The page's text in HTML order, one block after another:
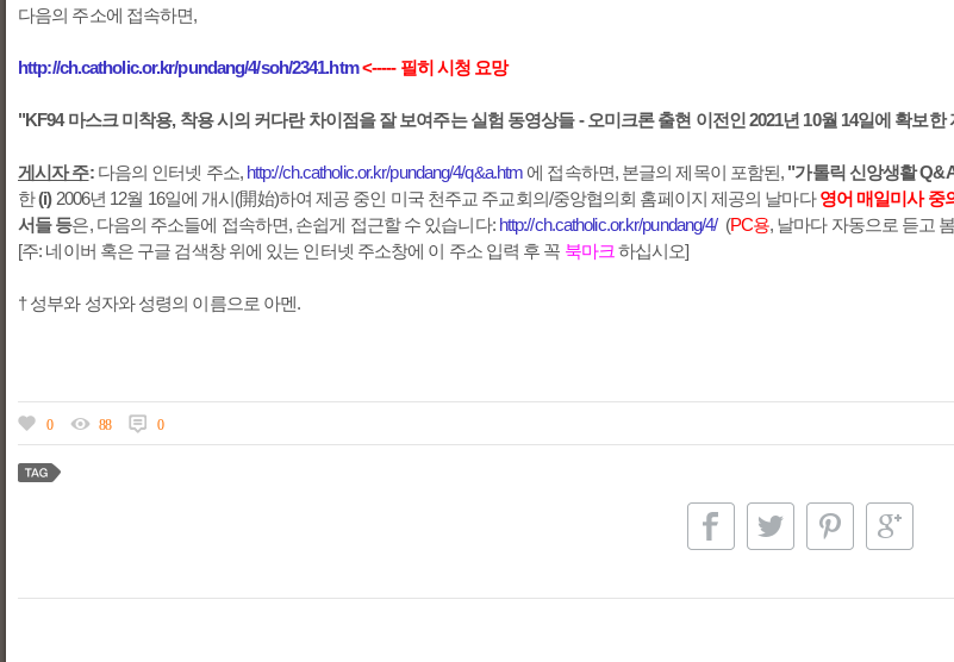
다음의 주소에 접속하면,
http://ch.catholic.or.kr/pundang/4/soh/2341.htm <----- 필히 시청 요망
"KF94 마스크 미착용, 착용 시의 커다란 차이점을 잘 보여주는 실험 동영상들 - 오미크론 출현 이전인 2021년 10월 14일에 확보한
게시자 주: 다음의 인터넷 주소, http://ch.catholic.or.kr/pundang/4/q&a.htm 에 접속하면, 본글의 제목이 포함된, "가톨릭 신앙생활
한(i)2006년 12월 16일에 개시(開始)하여 제공 중인 미국 천주교 주교회의/중앙협의회 홈페이지 제공의 날마다영어 매일미사 중
서들 등은, 다음의 주소들에 접속하면, 손쉽게 접근할 수 있습니다: http://ch.catholic.or.kr/pundang/4/(PC용, 날마다 자동으로 듣고
[주: 네이버 혹은 구글 검색창 위에 있는 인터넷 주소창에 이 주소 입력 후 꼭 북마크 하십시오]
† 성부와 성자와 성령의 이름으로 아멘.
0 88 0